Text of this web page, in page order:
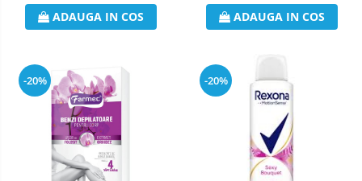
ADAUGA IN COS ADAUGA IN COS
-20% -20%